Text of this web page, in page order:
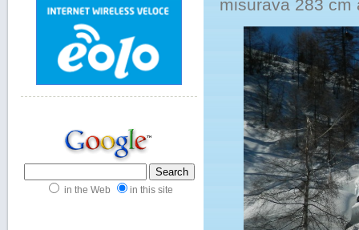
misurava 283 cm
in the Web in this site